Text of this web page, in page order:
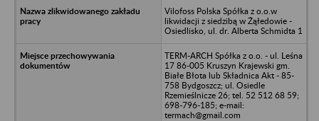
Vilofoss Polska Spółka z o.o.w
likwidacji z siedzibą w Żąłedowie -
Osiedlisko, ul. dr. Alberta Schmidta 1
TERM-ARCH Spółka z o.o. - ul. Leśna
17 86-005 Kruszyn Krajewski gm.
Białe Błota lub Składnica Akt - 85-
758 Bydgoszcz; ul. Osiedle
Rzemieślnicze 26; tel. 52 512 68 59;
698-796-185; e-mail:
termach@gmail.com